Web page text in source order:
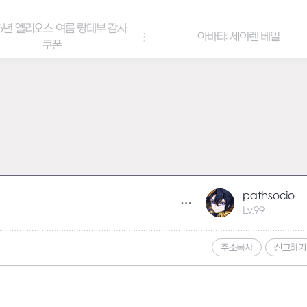
엘리오스 여름 랑데부 감사
쿠폰
아바타: 세이렌 베일
pathsocio
Lv.99
주소복사 신고하기